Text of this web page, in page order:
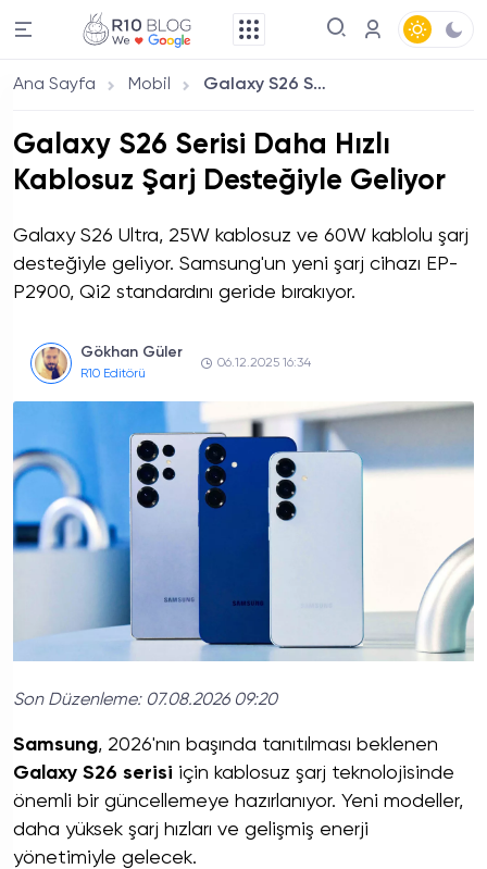
Ana Sayfa Mobil Galaxy S26 Serisi Daha Hızlı Kablosuz Şarj Desteğiyle Geliyor
Galaxy S26 Serisi Daha Hızlı
Kablosuz Şarj Desteğiyle Geliyor
Galaxy S26 Ultra, 25W kablosuz ve 60W kablolu şarj
desteğiyle geliyor. Samsung'un yeni şarj cihazı EP-
P2900, Qi2 standardını geride bırakıyor.
Gökhan Güler
R10 Editörü
06.12.2025 16:34
Son Düzenleme: 07.08.2026 09:20
Samsung, 2026'nın başında tanıtılması beklenen
Galaxy S26 serisi için kablosuz şarj teknolojisinde
önemli bir güncellemeye hazırlanıyor. Yeni modeller,
daha yüksek şarj hızları ve gelişmiş enerji
yönetimiyle gelecek.